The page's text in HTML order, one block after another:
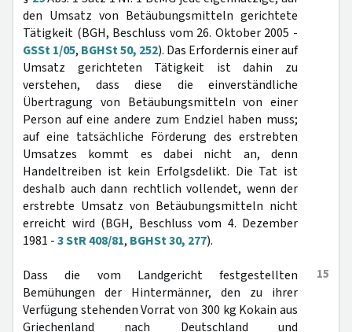
den Umsatz von Betäubungsmitteln gerichtete
Tätigkeit (BGH, Beschluss vom 26. Oktober 2005 -
GSSt 1/05, BGHSt 50, 252). Das Erfordernis einer auf
Umsatz gerichteten Tätigkeit ist dahin zu
verstehen, dass diese die einverständliche
Übertragung von Betäubungsmitteln von einer
Person auf eine andere zum Endziel haben muss;
auf eine tatsächliche Förderung des erstrebten
Umsatzes kommt es dabei nicht an, denn
Handeltreiben ist kein Erfolgsdelikt. Die Tat ist
deshalb auch dann rechtlich vollendet, wenn der
erstrebte Umsatz von Betäubungsmitteln nicht
erreicht wird (BGH, Beschluss vom 4. Dezember
1981 -3 StR 408/81, BGHSt 30, 277).
15
Dass die vom Landgericht festgestellten
Bemühungen der Hintermänner, den zu ihrer
Verfügung stehenden Vorrat von 300 kg Kokain aus
Griechenland nach Deutschland und